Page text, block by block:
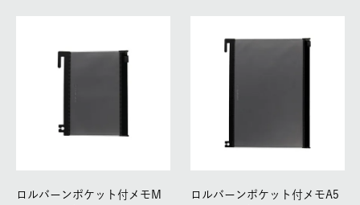
ロルバーンポケット付メモM
ロルバーンポケット付メモA5